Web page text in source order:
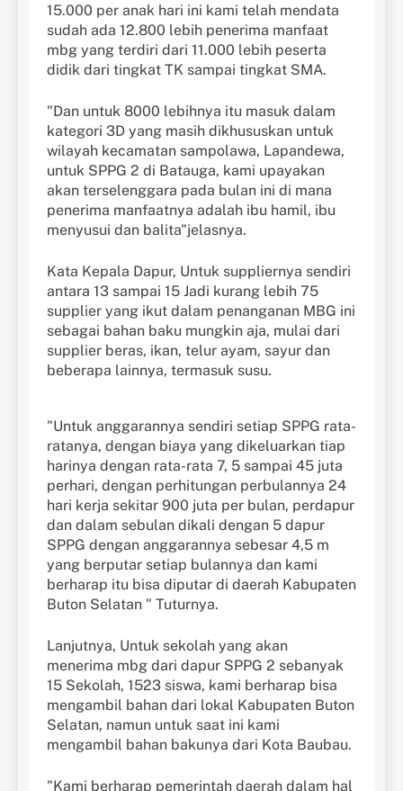
15.000 per anak hari ini kami telah mendata
sudah ada 12.800 lebih penerima manfaat
mbg yang terdiri dari 11.000 lebih peserta
didik dari tingkat TK sampai tingkat SMA.
"Dan untuk 8000 lebihnya itu masuk dalam
kategori 3D yang masih dikhususkan untuk
wilayah kecamatan sampolawa, Lapandewa,
untuk SPPG 2 di Batauga, kami upayakan
akan terselenggara pada bulan ini di mana
penerima manfaatnya adalah ibu hamil, ibu
menyusui dan balita"jelasnya.
Kata Kepala Dapur, Untuk suppliernya sendiri
antara 13 sampai 15 Jadi kurang lebih 75
supplier yang ikut dalam penanganan MBG ini
sebagai bahan baku mungkin aja, mulai dari
supplier beras, ikan, telur ayam, sayur dan
beberapa lainnya, termasuk susu.
"Untuk anggarannya sendiri setiap SPPG rata-
ratanya, dengan biaya yang dikeluarkan tiap
harinya dengan rata-rata 7, 5 sampai 45 juta
perhari, dengan perhitungan perbulannya 24
hari kerja sekitar 900 juta per bulan, perdapur
dan dalam sebulan dikali dengan 5 dapur
SPPG dengan anggarannya sebesar 4,5 m
yang berputar setiap bulannya dan kami
berharap itu bisa diputar di daerah Kabupaten
Buton Selatan " Tuturnya.
Lanjutnya, Untuk sekolah yang akan
menerima mbg dari dapur SPPG 2 sebanyak
15 Sekolah, 1523 siswa, kami berharap bisa
mengambil bahan dari lokal Kabupaten Buton
Selatan, namun untuk saat ini kami
mengambil bahan bakunya dari Kota Baubau.
"Kami berharap pemerintah daerah dalam hal